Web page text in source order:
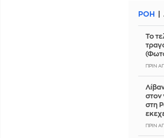
ΡΟΗ
Το
ΠΡΙΝ
στον
στη
ΠΡΙΝ